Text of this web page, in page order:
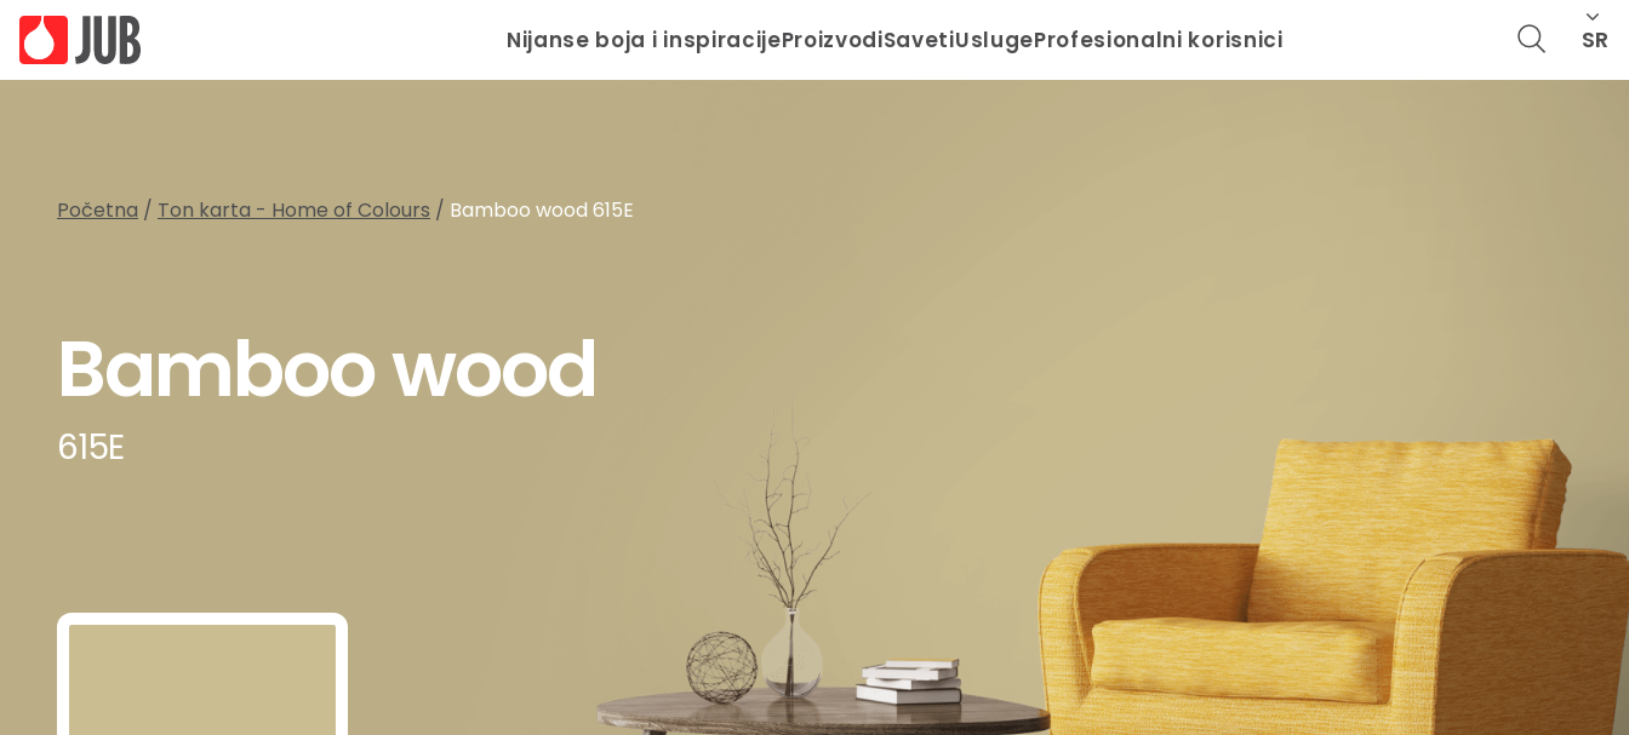
Nijanse boja i inspiracijeProizvodiSavetiUslugeProfesionalni korisnici SR
Početna / Ton karta - Home of Colours / Bamboo wood 615E
Bamboo wood
615E